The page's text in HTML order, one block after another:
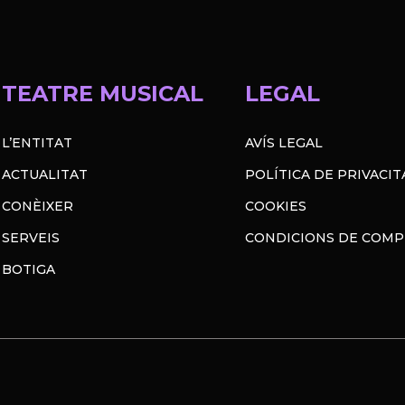
TEATRE MUSICAL
L’ENTITAT
ACTUALITAT
CONÈIXER
SERVEIS
BOTIGA
LEGAL
AVÍS LEGAL
POLÍTICA DE
COOKIES
CONDICIONS DE